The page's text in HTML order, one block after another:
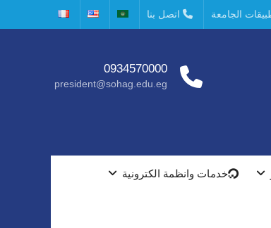
الجامعة اتصل بنا
0934570000
president@sohag.edu.eg
خدمات وانظمة الكترونية